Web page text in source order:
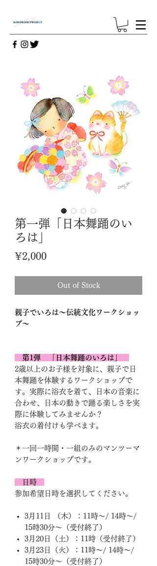
第一弾「日本舞踊のい
ろは」
¥2,000Price
Out of Stock
親子でいろは～伝統文化ワークショッ
プ～
第1弾 「日本舞踊のいろは」
2歳以上のお子様を対象に、親子で日
本舞踊を体験するワークショップで
す。実際に浴衣を着て、日本の音楽に
合わせ、日本の動きで踊る楽しさを実
際に体験してみませんか？
浴衣の着付けも学べます。
＊一回一時間・一組のみのマンツーマ
ンワークショップです。
日時
参加希望日時を選択してください。
3月11日 （木）：11時～/ 14時～/
15時30分～（受付終了）
3月20日（土）：11時（受付終了）
3月23日（火）：11時～/ 14時～/
15時30分～（受付終了）